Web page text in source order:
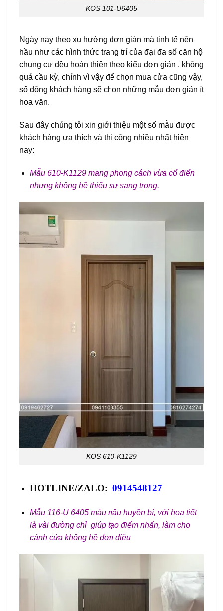
KOS 101-U6405
Ngày nay theo xu hướng đơn giản mà tinh tế nên
hầu như các hình thức trang trí của đại đa số căn hộ
chung cư đều hoàn thiện theo kiểu đơn giản , không
quá cầu kỳ, chính vì vậy để chọn mua cửa cũng vậy,
số đông khách hàng sẽ chọn những mẫu đơn giản ít
hoa văn.
Sau đây chúng tôi xin giới thiệu một số mẫu được
khách hàng ưa thích và thi công nhiều nhất hiện
nay:
Mẫu 610-K1129 mang phong cách vừa cổ điển
nhưng không hề thiếu sự sang trọng.
KOS 610-K1129
HOTLINE/ZALO: 0914548127
Mẫu 116-U 6405 màu nâu huyền bí, với họa tiết
là vài đường chỉ giúp tạo điểm nhấn, làm cho
cánh cửa không hề đơn điệu